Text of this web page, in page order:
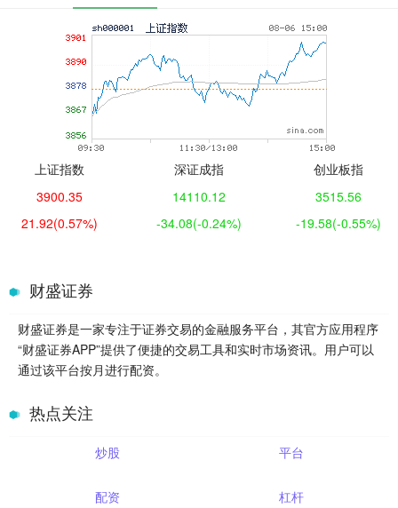
上证指数
3900.35
21.92(0.57%)
深证成指
14110.12
-34.08(-0.24%)
创业板指
3515.56
-19.58(-0.55%)
财盛证券
财盛证券是一家专注于证券交易的金融服务平台，其官方应用程序
“财盛证券APP”提供了便捷的交易工具和实时市场资讯。用户可以
通过该平台按月进行配资。
热点关注
炒股 平台
配资 杠杆